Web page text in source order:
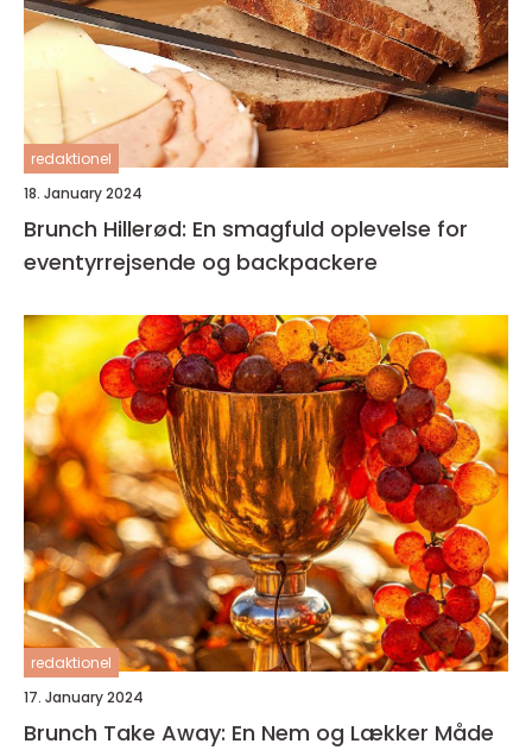
redaktionel
18. January 2024
Brunch Hillerød: En smagfuld oplevelse for
eventyrrejsende og backpackere
redaktionel
17. January 2024
Brunch Take Away: En Nem og Lækker Måde